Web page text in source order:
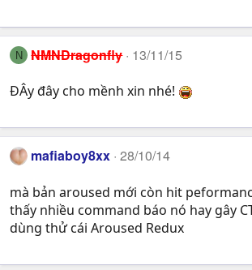
N NMNDragonfly 13/11/15
ĐÂy đây cho mềnh xin nhé!
mafiaboy8xx 28/10/14
mà bản aroused mới còn hit
thấy nhiều command báo nó hay gây
dùng thử cái Aroused Redux